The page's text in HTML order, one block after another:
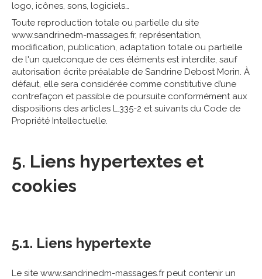
logo, icônes, sons, logiciels…
Toute reproduction totale ou partielle du site
www.sandrinedm-massages.fr, représentation,
modification, publication, adaptation totale ou partielle
de l'un quelconque de ces éléments est interdite, sauf
autorisation écrite préalable de Sandrine Debost Morin. À
défaut, elle sera considérée comme constitutive d’une
contrefaçon et passible de poursuite conformément aux
dispositions des articles L.335-2 et suivants du Code de
Propriété Intellectuelle.
5. Liens hypertextes et
cookies
5.1. Liens hypertexte
Le site www.sandrinedm-massages.fr peut contenir un